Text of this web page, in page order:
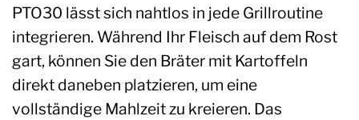
PTO30 lässt sich nahtlos in jede Grillroutine
integrieren. Während Ihr Fleisch auf dem Rost
gart, können Sie den Bräter mit Kartoffeln
direkt daneben platzieren, um eine
vollständige Mahlzeit zu kreieren. Das